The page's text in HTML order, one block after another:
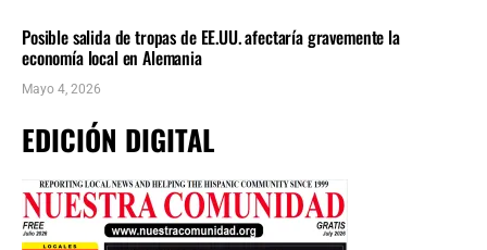
Posible salida de tropas de EE.UU. afectaría gravemente la
economía local en Alemania
Mayo 4, 2026
EDICIÓN DIGITAL